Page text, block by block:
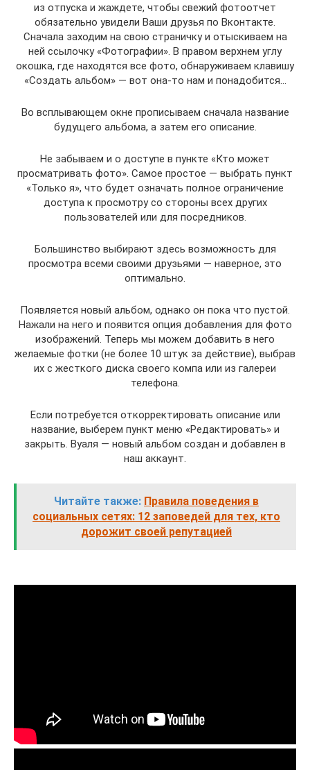
из отпуска и жаждете, чтобы свежий фотоотчет
обязательно увидели Ваши друзья по Вконтакте.
Сначала заходим на свою страничку и отыскиваем на
ней ссылочку «Фотографии». В правом верхнем углу
окошка, где находятся все фото, обнаруживаем клавишу
«Создать альбом» — вот она-то нам и понадобится…
Во всплывающем окне прописываем сначала название
будущего альбома, а затем его описание.
Не забываем и о доступе в пункте «Кто может
просматривать фото». Самое простое — выбрать пункт
«Только я», что будет означать полное ограничение
доступа к просмотру со стороны всех других
пользователей или для посредников.
Большинство выбирают здесь возможность для
просмотра всеми своими друзьями — наверное, это
оптимально.
Появляется новый альбом, однако он пока что пустой.
Нажали на него и появится опция добавления для фото
изображений. Теперь мы можем добавить в него
желаемые фотки (не более 10 штук за действие), выбрав
их с жесткого диска своего компа или из галереи
телефона.
Если потребуется откорректировать описание или
название, выберем пункт меню «Редактировать» и
закрыть. Вуаля — новый альбом создан и добавлен в
наш аккаунт.
Читайте также: Правила поведения в
социальных сетях: 12 заповедей для тех, кто
дорожит своей репутацией